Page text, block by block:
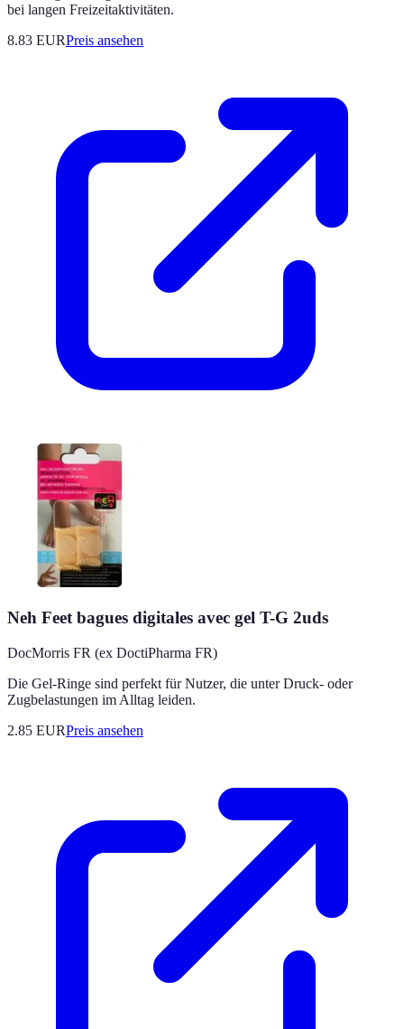
bei langen Freizeitaktivitäten.
8.83 EURPreis ansehen
Neh Feet bagues digitales avec gel T-G 2uds
DocMorris FR (ex DoctiPharma FR)
Die Gel-Ringe sind perfekt für Nutzer, die unter Druck- oder
Zugbelastungen im Alltag leiden.
2.85 EURPreis ansehen